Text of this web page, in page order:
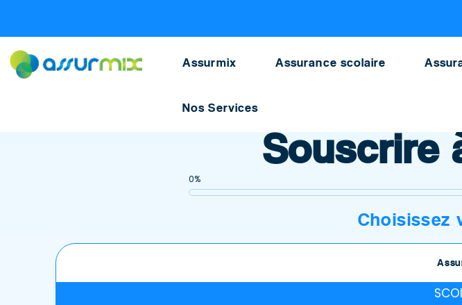
Assurmix Assurance scolaire
Nos Services
Souscrire
0%
Choisissez